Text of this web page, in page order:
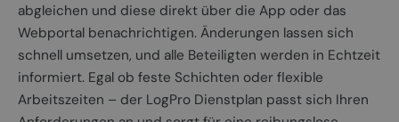
abgleichen und diese direkt über die App oder das
Webportal benachrichtigen. Änderungen lassen sich
schnell umsetzen, und alle Beteiligten werden in Echtzeit
informiert. Egal ob feste Schichten oder flexible
Arbeitszeiten – der LogPro Dienstplan passt sich Ihren